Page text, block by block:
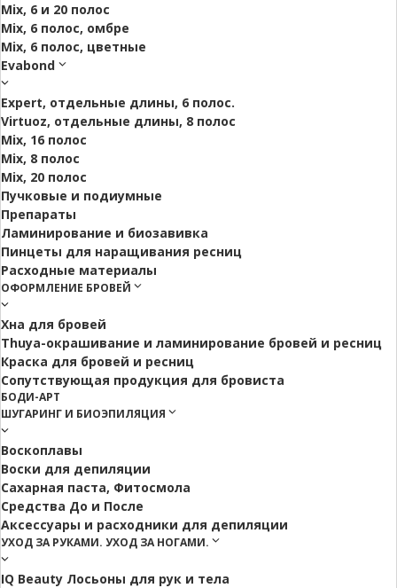
Mix, 6 и 20 полос
Mix, 6 полос, омбре
Mix, 6 полос, цветные
Evabond
Expert, отдельные длины, 6 полос.
Virtuoz, отдельные длины, 8 полос
Mix, 16 полос
Mix, 8 полос
Mix, 20 полос
Пучковые и подиумные
Препараты
Ламинирование и биозавивка
Пинцеты для наращивания ресниц
Расходные материалы
ОФОРМЛЕНИЕ БРОВЕЙ
Хна для бровей
Thuya-окрашивание и ламинирование бровей и ресниц
Краска для бровей и ресниц
Сопутствующая продукция для бровиста
БОДИ-АРТ
ШУГАРИНГ И БИОЭПИЛЯЦИЯ
Воскоплавы
Воски для депиляции
Сахарная паста, Фитосмола
Средства До и После
Аксессуары и расходники для депиляции
УХОД ЗА РУКАМИ. УХОД ЗА НОГАМИ.
IQ Beauty Лосьоны для рук и тела